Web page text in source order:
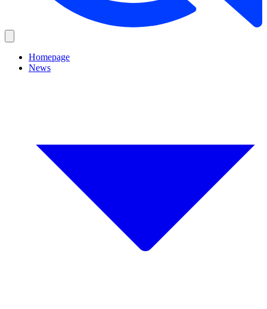
Homepage
News